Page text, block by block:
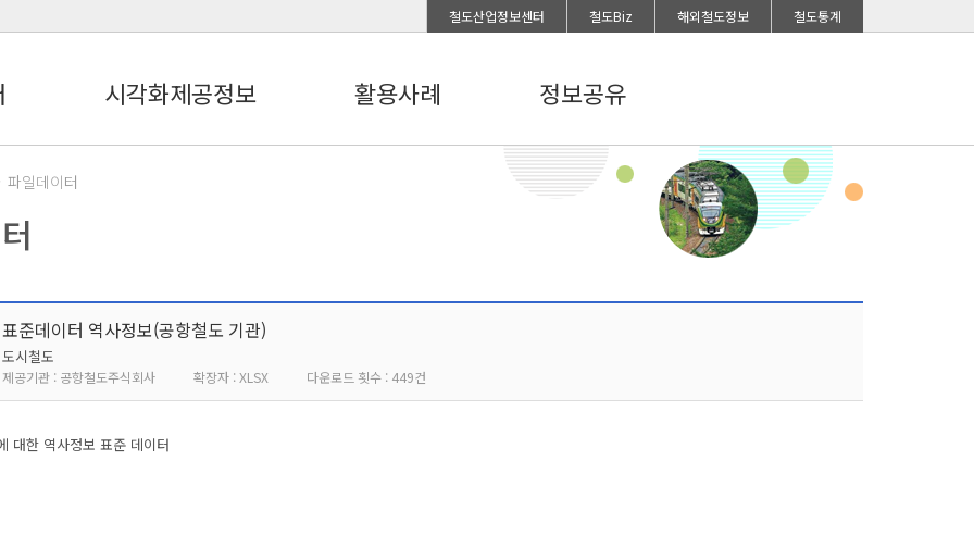
철도산업정보센터 철도Biz 해외철도정보 철도통계
시각화제공정보 활용사례 정보공유
파일데이터
표준데이터 역사정보(공항철도 기관)
도시철도
제공기관 : 공항철도주식회사 확장자 : XLSX 다운로드 횟수 : 449건
대한 역사정보 표준 데이터